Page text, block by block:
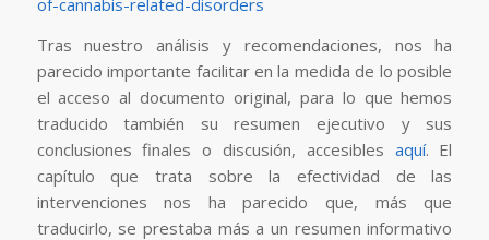
of-cannabis-related-disorders
Tras nuestro análisis y recomendaciones, nos ha
parecido importante facilitar en la medida de lo posible
el acceso al documento original, para lo que hemos
traducido también su resumen ejecutivo y sus
conclusiones finales o discusión, accesibles aquí. El
capítulo que trata sobre la efectividad de las
intervenciones nos ha parecido que, más que
traducirlo, se prestaba más a un resumen informativo